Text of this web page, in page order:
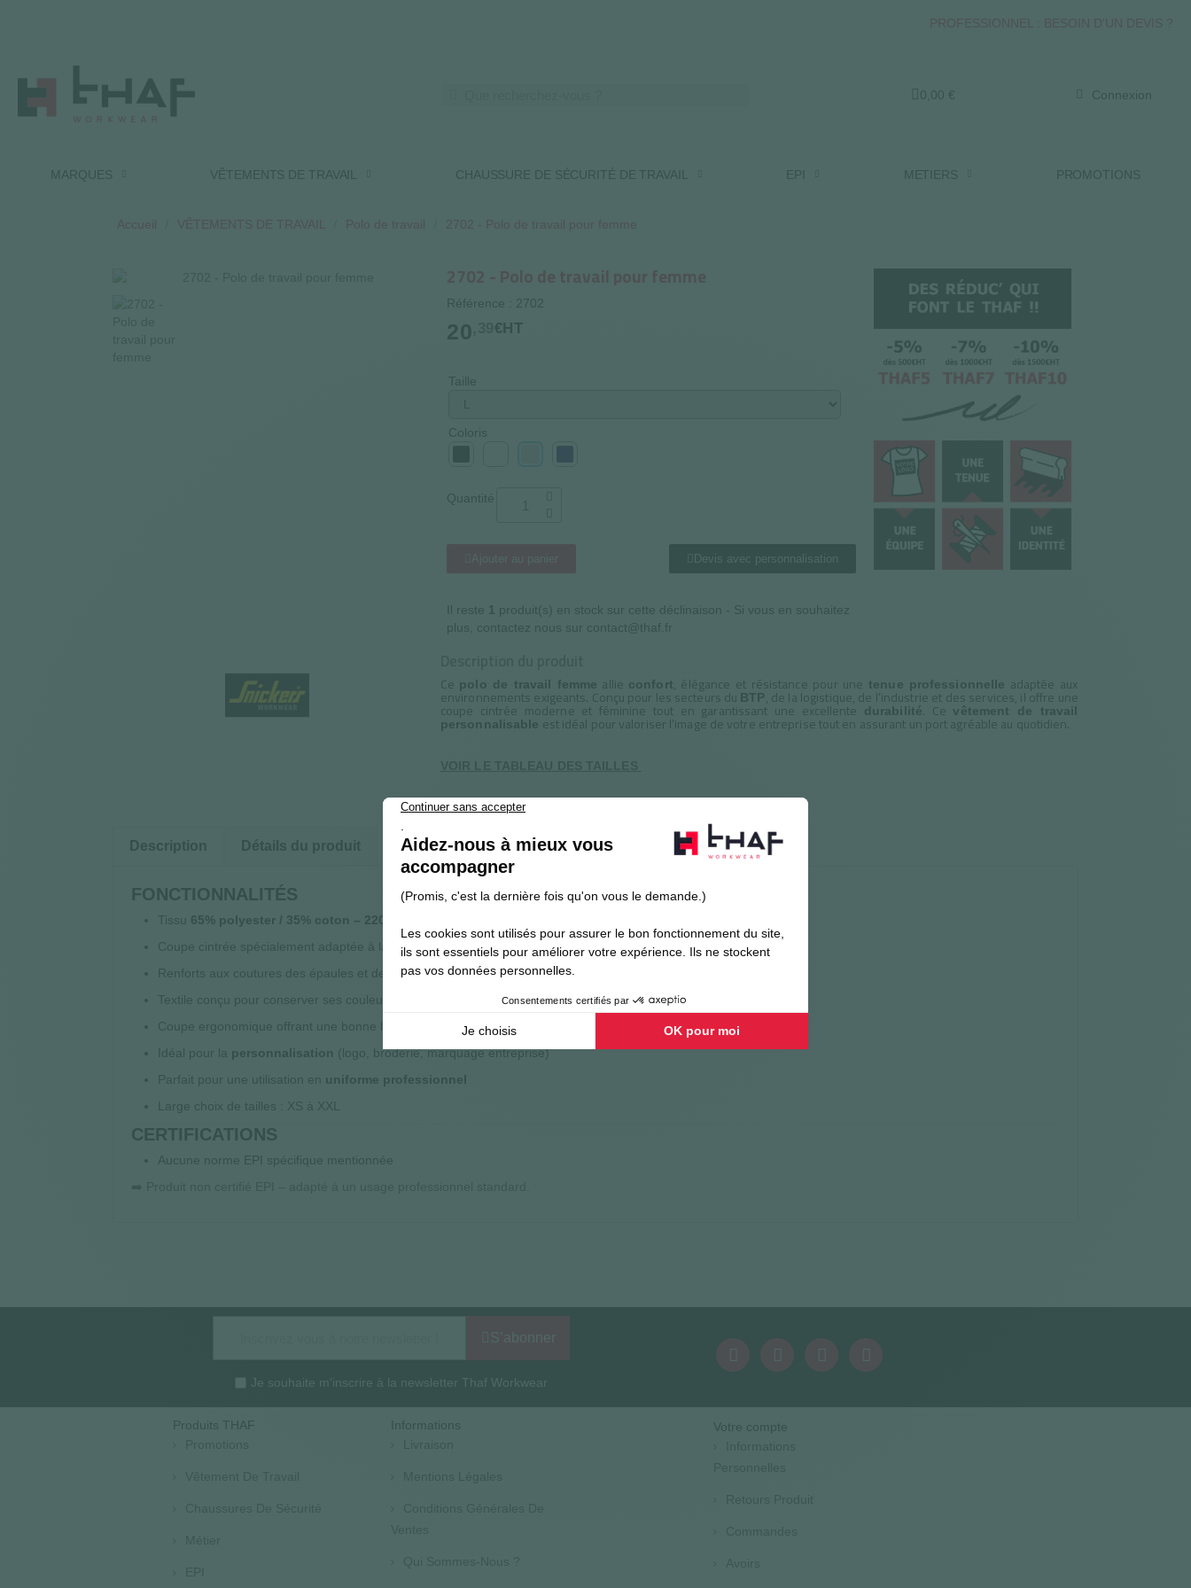
PROFESSIONNEL : BESOIN D'UN DEVIS ?
0,00 € Connexion
MARQUES VÊTEMENTS DE TRAVAIL CHAUSSURE DE SÉCURITÉ DE TRAVAIL EPI METIERS PROMOTIONS
Accueil VÊTEMENTS DE TRAVAIL Polo de travail 2702 - Polo de travail pour femme
2702 - Polo de travail pour femme
Référence : 2702
20 €HT
Taille
Coloris
Quantité
Ajouter au panier Devis avec personnalisation
Il reste 1 produit(s) en stock sur cette déclinaison - Si vous en souhaitez
plus, contactez nous sur contact@thaf.fr
Ce polo de travail femme allie confort, élégance et résistance pour une tenue professionnelle adaptée aux
environnements exigeants. Conçu pour les secteurs du BTP, de la logistique, de l’industrie et des services, il offre une
coupe cintrée moderne et féminine tout en garantissant une excellente durabilité. Ce vêtement de travail
personnalisable est idéal pour valoriser l’image de votre entreprise tout en assurant un port agréable au quotidien.
Description Détails du produit
FONCTIONNALITÉS
Tissu 65% polyester / 35% coton – 220 g/m²
Coupe cintrée spécialement adaptée à la morphologie féminine
Renforts aux coutures des épaules et de la nuque pour une meilleuredurabilité
Textile conçu pour conserver ses couleurs et sa forme même après lavage à 70°C
Coupe ergonomique offrant une bonne liberté de mouvement
Idéal pour la personnalisation (logo, broderie, marquage entreprise)
Parfait pour une utilisation en uniforme professionnel
Large choix de tailles : XS à XXL
CERTIFICATIONS
Aucune norme EPI spécifique mentionnée
S’abonner
Je souhaite m'inscrire à la newsletter Thaf Workwear
Produits THAF
Informations
Votre compte